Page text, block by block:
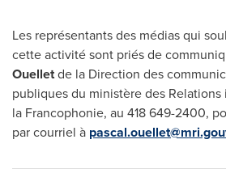
Les représentants des médias qui
cette activité sont priés de
Ouelletde la Direction des
publiques du ministère des
la Francophonie, au 418 649-2400,
par courriel à